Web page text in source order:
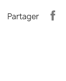
Partager